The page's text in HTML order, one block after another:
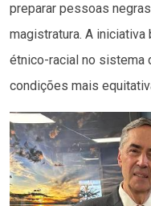
preparar pessoas
magistratura. A
étnico-racial no sistema
condições mais